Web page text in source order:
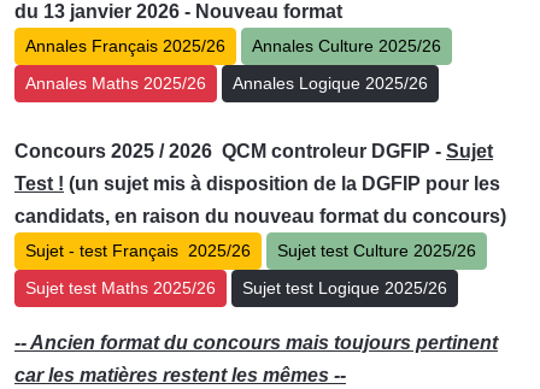
du 13 janvier 2026 - Nouveau format
Annales Français 2025/26
Annales Culture 2025/26
Annales Maths 2025/26
Annales Logique 2025/26
Concours 2025 / 2026 QCM controleur DGFIP - Sujet
Test ! (un sujet mis à disposition de la DGFIP pour les
candidats, en raison du nouveau format du concours)
Sujet - test Français 2025/26
Sujet test Culture 2025/26
Sujet test Maths 2025/26
Sujet test Logique 2025/26
-- Ancien format du concours mais toujours pertinent
car les matières restent les mêmes --